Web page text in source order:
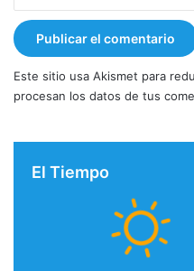
Este sitio usa Akismet para
procesan los datos de tus
El Tiempo